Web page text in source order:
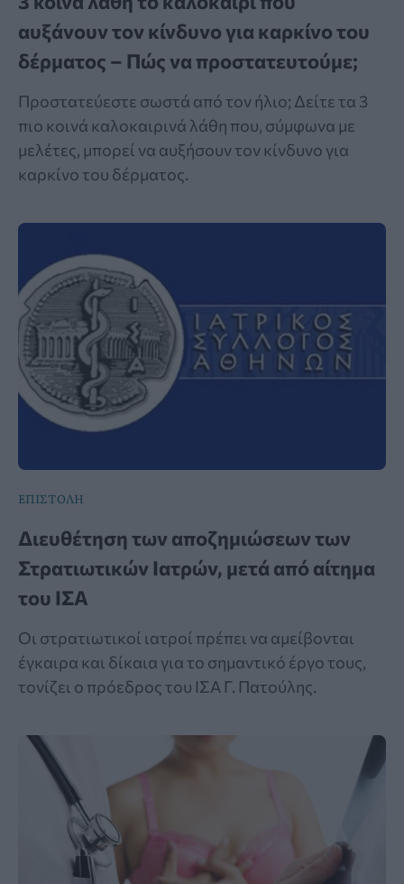
αυξάνουν τον κίνδυνο για καρκίνο του
δέρματος – Πώς να προστατευτούμε;
Προστατεύεστε σωστά από τον ήλιο; Δείτε τα 3
πιο κοινά καλοκαιρινά λάθη που, σύμφωνα με
μελέτες, μπορεί να αυξήσουν τον κίνδυνο για
καρκίνο του δέρματος.
ΕΠΙΣΤΟΛΗ
Διευθέτηση των αποζημιώσεων των
Στρατιωτικών Ιατρών, μετά από αίτημα
του ΙΣΑ
Οι στρατιωτικοί ιατροί πρέπει να αμείβονται
έγκαιρα και δίκαια για το σημαντικό έργο τους,
τονίζει ο πρόεδρος του ΙΣΑ Γ. Πατούλης.